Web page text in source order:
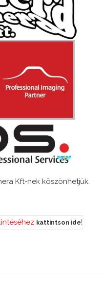
Kft-nek köszönhetjük.
kattintson ide!